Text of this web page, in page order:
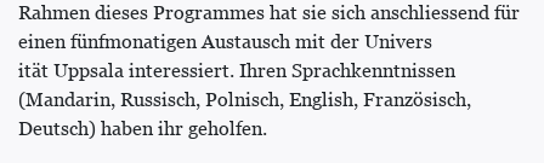
Rahmen dieses Programmes hat sie sich anschliessend für
einen fünfmonatigen Austausch mit der Univers
ität Uppsala interessiert. Ihren Sprachkenntnissen
(Mandarin, Russisch, Polnisch, English, Französisch,
Deutsch) haben ihr geholfen.